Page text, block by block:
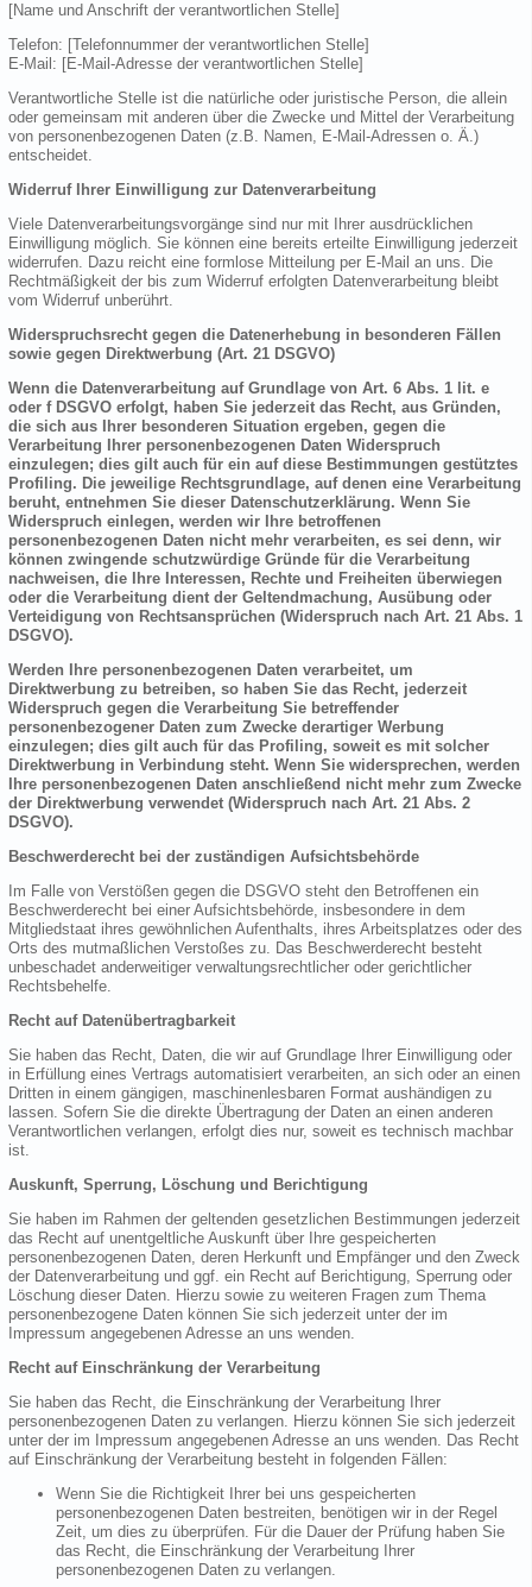
[Name und Anschrift der verantwortlichen Stelle]
Telefon: [Telefonnummer der verantwortlichen Stelle]
E-Mail: [E-Mail-Adresse der verantwortlichen Stelle]
Verantwortliche Stelle ist die natürliche oder juristische Person, die allein
oder gemeinsam mit anderen über die Zwecke und Mittel der Verarbeitung
von personenbezogenen Daten (z.B. Namen, E-Mail-Adressen o. Ä.)
entscheidet.
Widerruf Ihrer Einwilligung zur Datenverarbeitung
Viele Datenverarbeitungsvorgänge sind nur mit Ihrer ausdrücklichen
Einwilligung möglich. Sie können eine bereits erteilte Einwilligung jederzeit
widerrufen. Dazu reicht eine formlose Mitteilung per E-Mail an uns. Die
Rechtmäßigkeit der bis zum Widerruf erfolgten Datenverarbeitung bleibt
vom Widerruf unberührt.
Widerspruchsrecht gegen die Datenerhebung in besonderen Fällen
sowie gegen Direktwerbung (Art. 21 DSGVO)
Wenn die Datenverarbeitung auf Grundlage von Art. 6 Abs. 1 lit. e
oder f DSGVO erfolgt, haben Sie jederzeit das Recht, aus Gründen,
die sich aus Ihrer besonderen Situation ergeben, gegen die
Verarbeitung Ihrer personenbezogenen Daten Widerspruch
einzulegen; dies gilt auch für ein auf diese Bestimmungen gestütztes
Profiling. Die jeweilige Rechtsgrundlage, auf denen eine Verarbeitung
beruht, entnehmen Sie dieser Datenschutzerklärung. Wenn Sie
Widerspruch einlegen, werden wir Ihre betroffenen
personenbezogenen Daten nicht mehr verarbeiten, es sei denn, wir
können zwingende schutzwürdige Gründe für die Verarbeitung
nachweisen, die Ihre Interessen, Rechte und Freiheiten überwiegen
oder die Verarbeitung dient der Geltendmachung, Ausübung oder
Verteidigung von Rechtsansprüchen (Widerspruch nach Art. 21 Abs. 1
DSGVO).
Werden Ihre personenbezogenen Daten verarbeitet, um
Direktwerbung zu betreiben, so haben Sie das Recht, jederzeit
Widerspruch gegen die Verarbeitung Sie betreffender
personenbezogener Daten zum Zwecke derartiger Werbung
einzulegen; dies gilt auch für das Profiling, soweit es mit solcher
Direktwerbung in Verbindung steht. Wenn Sie widersprechen, werden
Ihre personenbezogenen Daten anschließend nicht mehr zum Zwecke
der Direktwerbung verwendet (Widerspruch nach Art. 21 Abs. 2
DSGVO).
Beschwerderecht bei der zuständigen Aufsichtsbehörde
Im Falle von Verstößen gegen die DSGVO steht den Betroffenen ein
Beschwerderecht bei einer Aufsichtsbehörde, insbesondere in dem
Mitgliedstaat ihres gewöhnlichen Aufenthalts, ihres Arbeitsplatzes oder des
Orts des mutmaßlichen Verstoßes zu. Das Beschwerderecht besteht
unbeschadet anderweitiger verwaltungsrechtlicher oder gerichtlicher
Rechtsbehelfe.
Recht auf Datenübertragbarkeit
Sie haben das Recht, Daten, die wir auf Grundlage Ihrer Einwilligung oder
in Erfüllung eines Vertrags automatisiert verarbeiten, an sich oder an einen
Dritten in einem gängigen, maschinenlesbaren Format aushändigen zu
lassen. Sofern Sie die direkte Übertragung der Daten an einen anderen
Verantwortlichen verlangen, erfolgt dies nur, soweit es technisch machbar
ist.
Auskunft, Sperrung, Löschung und Berichtigung
Sie haben im Rahmen der geltenden gesetzlichen Bestimmungen jederzeit
das Recht auf unentgeltliche Auskunft über Ihre gespeicherten
personenbezogenen Daten, deren Herkunft und Empfänger und den Zweck
der Datenverarbeitung und ggf. ein Recht auf Berichtigung, Sperrung oder
Löschung dieser Daten. Hierzu sowie zu weiteren Fragen zum Thema
personenbezogene Daten können Sie sich jederzeit unter der im
Impressum angegebenen Adresse an uns wenden.
Recht auf Einschränkung der Verarbeitung
Sie haben das Recht, die Einschränkung der Verarbeitung Ihrer
personenbezogenen Daten zu verlangen. Hierzu können Sie sich jederzeit
unter der im Impressum angegebenen Adresse an uns wenden. Das Recht
auf Einschränkung der Verarbeitung besteht in folgenden Fällen:
Wenn Sie die Richtigkeit Ihrer bei uns gespeicherten
personenbezogenen Daten bestreiten, benötigen wir in der Regel
Zeit, um dies zu überprüfen. Für die Dauer der Prüfung haben Sie
das Recht, die Einschränkung der Verarbeitung Ihrer
personenbezogenen Daten zu verlangen.